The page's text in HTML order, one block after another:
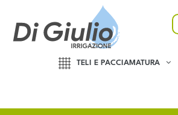
TELI E PACCIAMATURA